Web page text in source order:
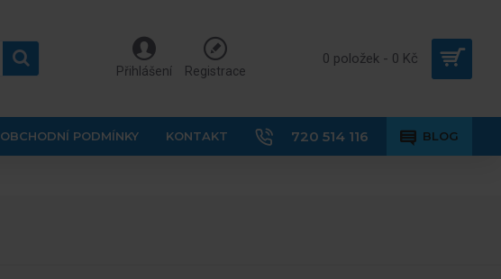
Přihlášení Registrace
0 položek - 0 Kč
OBCHODNÍ PODMÍNKY KONTAKT 720 514 116 BLOG